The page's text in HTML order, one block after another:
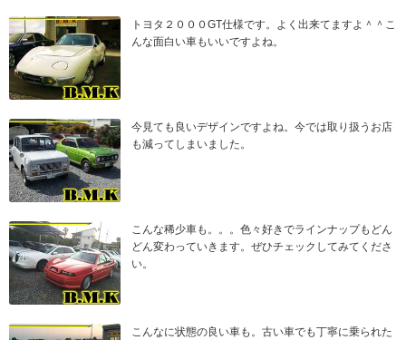
トヨタ２０００GT仕様です。よく出来てますよ＾＾こ
んな面白い車もいいですよね。
今見ても良いデザインですよね。今では取り扱うお店
も減ってしまいました。
こんな稀少車も。。。色々好きでラインナップもどん
どん変わっていきます。ぜひチェックしてみてくださ
い。
こんなに状態の良い車も。古い車でも丁寧に乗られた